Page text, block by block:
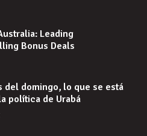
Leading
Bonus Deals
del domingo, lo que se está
política de Urabá